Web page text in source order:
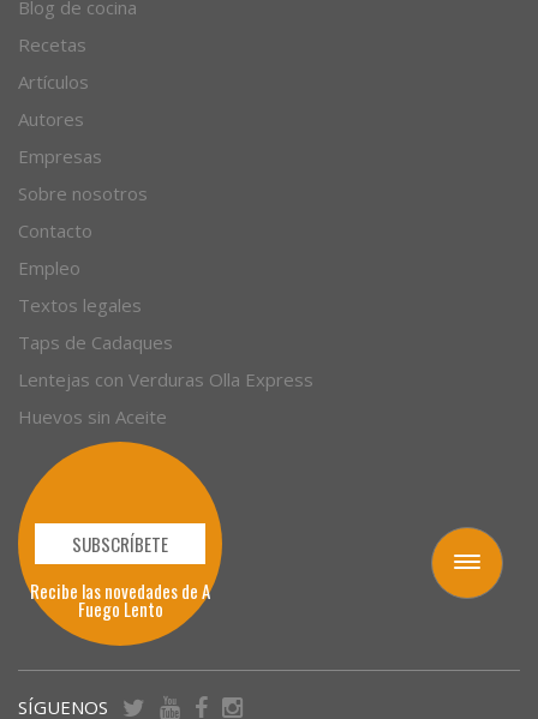
Toggle
navigation
Blog de cocina
Recetas
Artículos
Autores
Empresas
Sobre nosotros
Contacto
Empleo
Textos legales
Taps de Cadaques
Lentejas con Verduras Olla Express
Huevos sin Aceite
SUBSCRÍBETE
Recibe las novedades de A